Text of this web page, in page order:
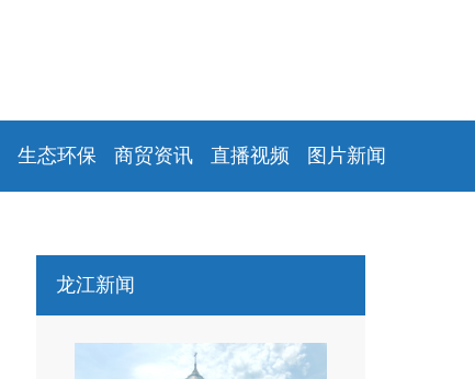
生态环保 商贸资讯 直播视频 图片新闻